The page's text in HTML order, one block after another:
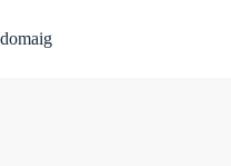
au
contenu
domaig